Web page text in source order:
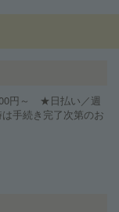
円～ ★日払い／週
手続き完了次第のお